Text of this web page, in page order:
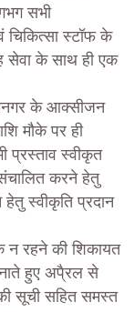
सभी
चिकित्सा स्टॉफ के
सेवा के साथ ही एक
के आक्सीजन
मौके पर ही
प्रस्ताव स्वीकृत
करने हेतु
स्वीकृति प्रदान
न रहने की शिकायत
हुए अपै्रल से
सूची सहित समस्त